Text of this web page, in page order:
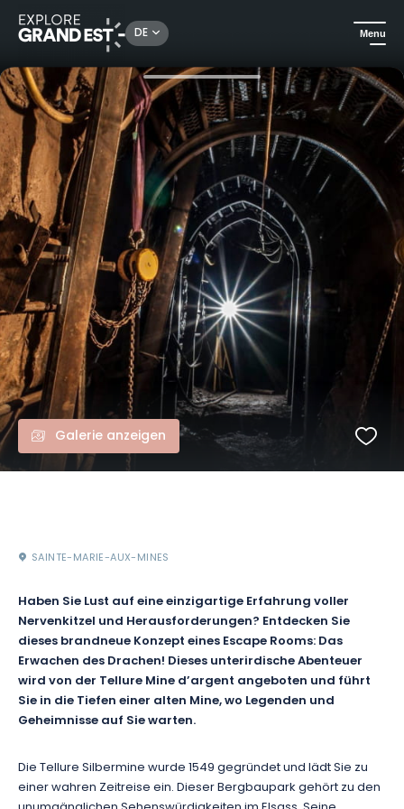
DE Menu
Sehenswertes in der Region Grand Est Escape Room : Escape the Mine | Tellure Silbermine
Galerie anzeigen
SAINTE-MARIE-AUX-MINES
Haben Sie Lust auf eine einzigartige Erfahrung voller
Nervenkitzel und Herausforderungen? Entdecken Sie
dieses brandneue Konzept eines Escape Rooms: Das
Erwachen des Drachen! Dieses unterirdische Abenteuer
wird von der Tellure Mine d’argent angeboten und führt
Sie in die Tiefen einer alten Mine, wo Legenden und
Geheimnisse auf Sie warten.
Die Tellure Silbermine wurde 1549 gegründet und lädt Sie zu
einer wahren Zeitreise ein. Dieser Bergbaupark gehört zu den